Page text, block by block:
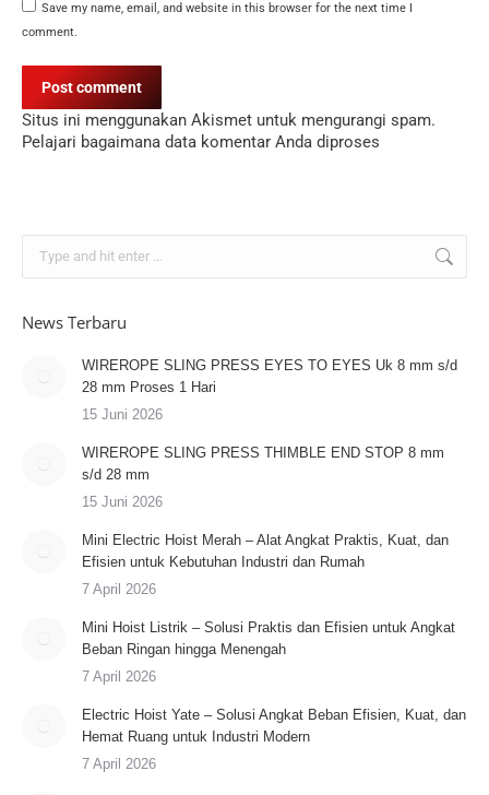
Save my name, email, and website in this browser for the next time I
comment.
Post comment
Situs ini menggunakan Akismet untuk mengurangi spam.
Pelajari bagaimana data komentar Anda diproses
News Terbaru
WIREROPE SLING PRESS EYES TO EYES Uk 8 mm s/d
28 mm Proses 1 Hari
15 Juni 2026
WIREROPE SLING PRESS THIMBLE END STOP 8 mm
s/d 28 mm
15 Juni 2026
Mini Electric Hoist Merah – Alat Angkat Praktis, Kuat, dan
Efisien untuk Kebutuhan Industri dan Rumah
7 April 2026
Mini Hoist Listrik – Solusi Praktis dan Efisien untuk Angkat
Beban Ringan hingga Menengah
7 April 2026
Electric Hoist Yate – Solusi Angkat Beban Efisien, Kuat, dan
Hemat Ruang untuk Industri Modern
7 April 2026